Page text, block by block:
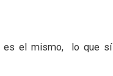
es el mismo, lo que sí